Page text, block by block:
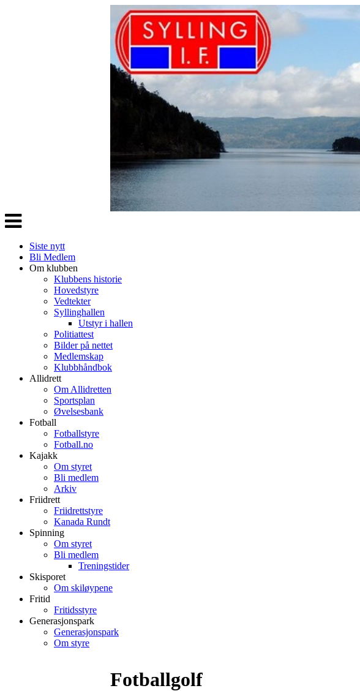
Veksle
navigasjon
Siste nytt
Bli Medlem
Om klubben
Klubbens historie
Hovedstyre
Vedtekter
Syllinghallen
Utstyr i hallen
Politiattest
Bilder på nettet
Medlemskap
Klubbhåndbok
Allidrett
Om Allidretten
Sportsplan
Øvelsesbank
Fotball
Fotballstyre
Fotball.no
Kajakk
Om styret
Bli medlem
Arkiv
Friidrett
Friidrettstyre
Kanada Rundt
Spinning
Om styret
Bli medlem
Treningstider
Skisporet
Om skiløypene
Fritid
Fritidsstyre
Generasjonspark
Generasjonspark
Om styre
Fotballgolf